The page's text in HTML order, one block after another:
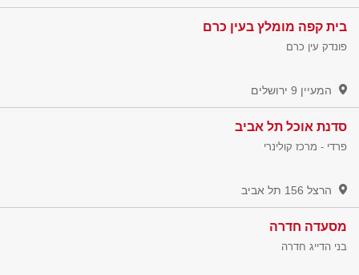
בית קפה מומלץ בעין כרם
פונדק עין כרם
המעיין 9 ירושלים
סדנת אוכל תל אביב
פרדי - מרכז קולינרי
הרצל 156 תל אביב
מסעדה חדרה
בני הדייג חדרה